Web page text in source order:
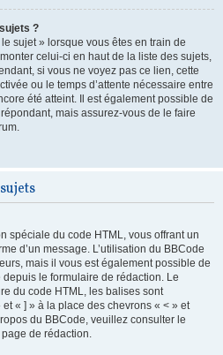
?
sujet » lorsque vous êtes en train de
celui-ci en haut de la liste des sujets,
si vous ne voyez pas ce lien, cette
ou le temps d’attente nécessaire entre
été atteint. Il est également possible de
mais assurez-vous de le faire
spéciale du code HTML, vous offrant un
d’un message. L’utilisation du BBCode
mais il vous est également possible de
le formulaire de rédaction. Le
du code HTML, les balises sont
« ] » à la place des chevrons « < » et
du BBCode, veuillez consulter le
de rédaction.